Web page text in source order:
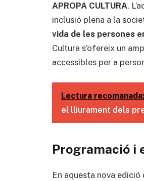
APROPA CULTURA.
inclusió plena a la
vida de les persones
Cultura s’ofereix un
accessibles per a
Lectura recomanada:
el lliurament dels
Programació i
En aquesta nova edició